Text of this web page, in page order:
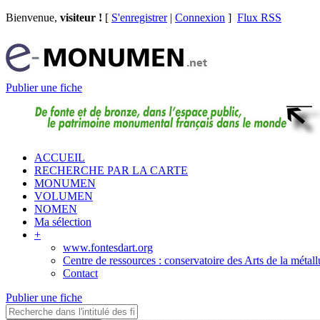
Bienvenue, visiteur ! [ S'enregistrer| Connexion ] Flux RSS
Publier une fiche
ACCUEIL
RECHERCHE PAR LA CARTE
MONUMEN
VOLUMEN
NOMEN
Ma sélection
+
www.fontesdart.org
Centre de ressources : conservatoire des Arts de la
Contact
Publier une fiche